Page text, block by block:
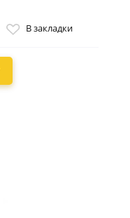
В закладки